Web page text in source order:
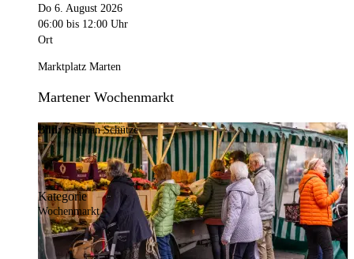
Do 6. August 2026
06:00 bis 12:00 Uhr
Ort
Marktplatz Marten
Martener Wochenmarkt
Bild:Stephan Schütze
Kategorie
Wochenmarkt